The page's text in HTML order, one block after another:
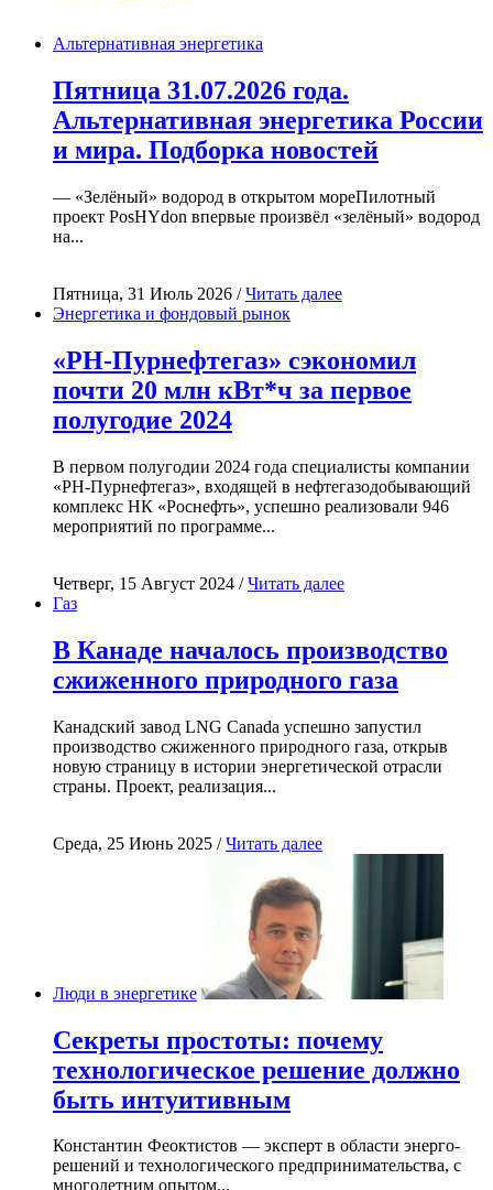
Альтернативная энергетика
Пятница 31.07.2026 года.
Альтернативная энергетика России
и мира. Подборка новостей
— «Зелёный» водород в открытом мореПилотный
проект PosHYdon впервые произвёл «зелёный» водород
на...
Пятница, 31 Июль 2026 /Читать далее
Энергетика и фондовый рынок
«РН-Пурнефтегаз» сэкономил
почти 20 млн кВт*ч за первое
полугодие 2024
В первом полугодии 2024 года специалисты компании
«РН-Пурнефтегаз», входящей в нефтегазодобывающий
комплекс НК «Роснефть», успешно реализовали 946
мероприятий по программе...
Четверг, 15 Август 2024 /Читать далее
Газ
В Канаде началось производство
сжиженного природного газа
Канадский завод LNG Canada успешно запустил
производство сжиженного природного газа, открыв
новую страницу в истории энергетической отрасли
страны. Проект, реализация...
Среда, 25 Июнь 2025 /Читать далее
Люди в энергетике
Секреты простоты: почему
технологическое решение должно
быть интуитивным
Константин Феоктистов — эксперт в области энерго-
решений и технологического предпринимательства, с
многолетним опытом...